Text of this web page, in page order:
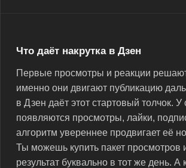
Что даёт накрутка в Дзен
Первые просмотры и реакции
именно они двигают публикацию
в Дзен даёт этот стартовый толчок. У
появляются просмотры, лайки,
алгоритм увереннее продвигает её
Ты можешь купить пакет просмотров
результат буквально в тот же день. А